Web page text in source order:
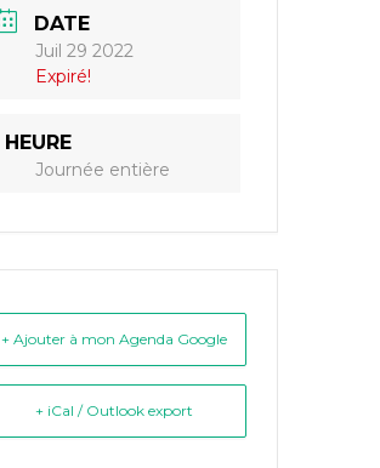
DATE
Juil 29 2022
Expiré!
HEURE
Journée entière
+ Ajouter à mon Agenda Google
+ iCal / Outlook export